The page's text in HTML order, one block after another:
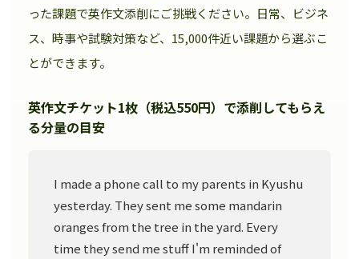
った課題で英作文添削にご挑戦ください。日常、ビジネ
ス、時事や試験対策など、15,000件近い課題から選ぶこ
とができます。
英作文チケット1枚（税込550円）で添削してもらえ
る分量の目安
I made a phone call to my parents in Kyushu
yesterday. They sent me some mandarin
oranges from the tree in the yard. Every
time they send me stuff I'm reminded of